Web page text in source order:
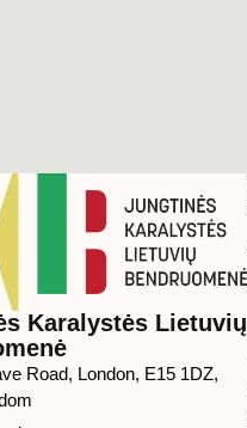
Karalystės Lietuvių
Road, London, E15 1DZ,